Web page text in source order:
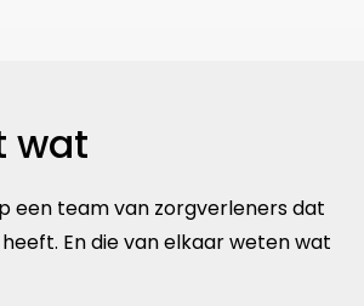
wat
een team van zorgverleners dat
En die van elkaar weten wat